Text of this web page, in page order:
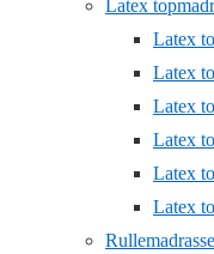
Latex
Latex
Latex
Latex
Latex
Latex
Latex